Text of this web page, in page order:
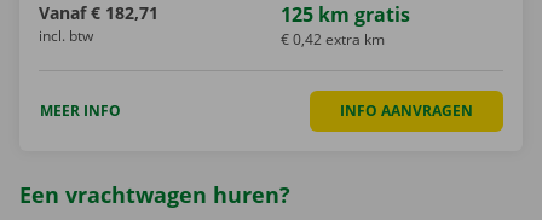
Vanaf € 182,71
incl. btw
125 km gratis
€ 0,42 extra km
MEER INFO INFO AANVRAGEN
Een vrachtwagen huren?